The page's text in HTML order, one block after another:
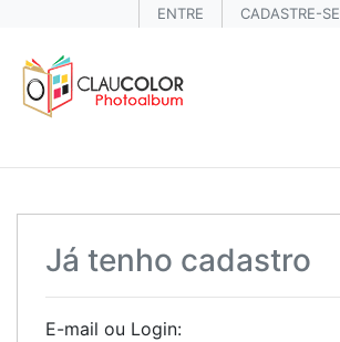
ENTRE CADASTRE-SE
Já tenho cadastro
E-mail ou Login: